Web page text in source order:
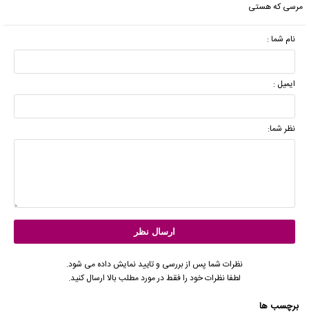
مرسی که هستی
نام شما :
ایمیل :
نظر شما:
نظرات شما پس از بررسی و تایید نمایش داده می شود.
لطفا نظرات خود را فقط در مورد مطلب بالا ارسال کنید.
برچسب ها